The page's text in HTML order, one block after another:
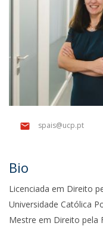
spais@ucp.pt
Bio
Licenciada em Direito
Universidade Católica
Mestre em Direito pela